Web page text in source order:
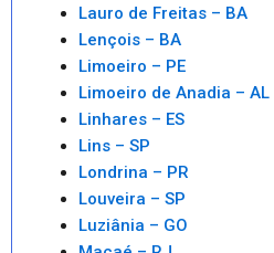
Lauro de Freitas – BA
Lençois – BA
Limoeiro – PE
Limoeiro de Anadia – AL
Linhares – ES
Lins – SP
Londrina – PR
Louveira – SP
Luziânia – GO